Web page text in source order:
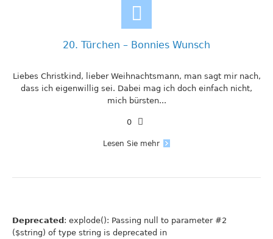
20. Türchen – Bonnies Wunsch
Liebes Christkind, lieber Weihnachtsmann, man sagt mir nach,
dass ich eigenwillig sei. Dabei mag ich doch einfach nicht,
mich bürsten...
0
Lesen Sie mehr
Deprecated: explode(): Passing null to parameter #2
($string) of type string is deprecated in